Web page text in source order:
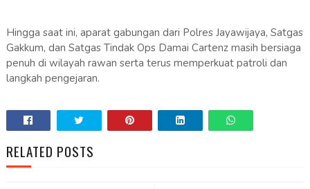
Hingga saat ini, aparat gabungan dari Polres Jayawijaya, Satgas
Gakkum, dan Satgas Tindak Ops Damai Cartenz masih bersiaga
penuh di wilayah rawan serta terus memperkuat patroli dan
langkah pengejaran.
RELATED POSTS